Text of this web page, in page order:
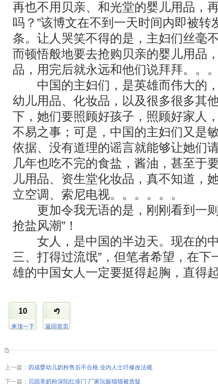
再也不用贝亲、和光堂的婴儿用品，
吗？”该博文在不到一天时间内即被转
条。让人哭笑不得的是，主妇们丝毫
而顿悟般地要去抢购贝亲的婴儿用品
品，用完后就永远和他们说拜拜。。
中国的主妇们，是英雄而伟大的，
幼儿用品、化妆品，以及很多很多其
下，她们要照顾好孩子，照顾好家人
不易之事；可是，中国的主妇们又是
依据、没有道理的谣言就能够让她们
几年也吃不完的食盐，酱油，甚至于
儿用品、资生堂化妆品，真不知道，
立空调、索尼电视。。。。。。
更加令我无语的是，刚刚看到一则
抢盐风潮”！
女人，是中国的半边天。现在的中
三、打得过流氓”，但笔者希望，在下
雄的中国女人一定要挺得起胸，直得
10
来顶一下 返回首页
上一篇： 四成婴幼儿奶粉售后不合格 业内人士吁修改法规
下一篇： 贝因美奶粉深陷红疹门 厂家玩躲猫猫被质疑